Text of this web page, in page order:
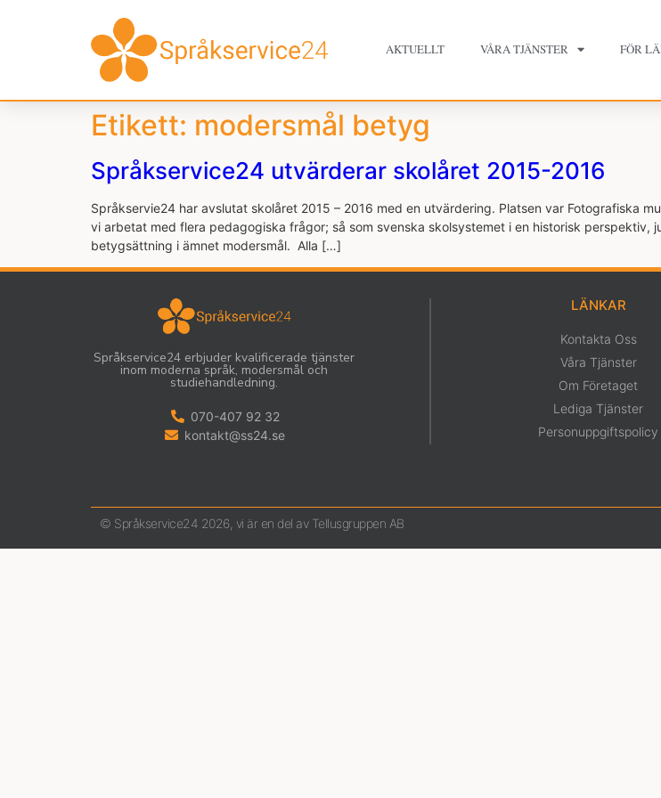
AKTUELLT VÅRA TJÄNSTER FÖR
Etikett: modersmål betyg
Språkservice24 utvärderar skolåret 2015-2016
Språkservie24 har avslutat skolåret 2015 – 2016 med en utvärdering. Platsen var Fotografiska
vi arbetat med flera pedagogiska frågor; så som svenska skolsystemet i en historisk
betygsättning i ämnet modersmål. Alla […]
Språkservice24 erbjuder kvalificerade tjänster
inom moderna språk, modersmål och
studiehandledning.
070-407 92 32
kontakt@ss24.se
LÄNKAR
Kontakta Oss
Våra Tjänster
Om Företaget
Lediga Tjänster
Personuppgiftspolicy
© Språkservice24 2026, vi är en del av Tellusgruppen AB